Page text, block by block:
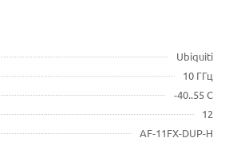
Ubiquiti
10 ГГц
-40..55 C
12
AF-11FX-DUP-H